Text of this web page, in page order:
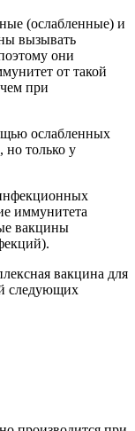
(ослабленные) и
вызывать
они
от такой
при
ослабленных
но только у
иммунитета
вакцины
вакцина для
следующих